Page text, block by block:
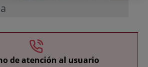
de atención al usuario